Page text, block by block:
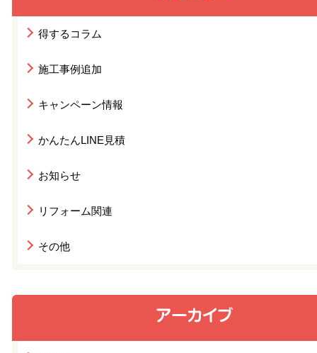
得するコラム
施工事例追加
キャンペーン情報
かんたんLINE見積
お知らせ
リフォーム関連
その他